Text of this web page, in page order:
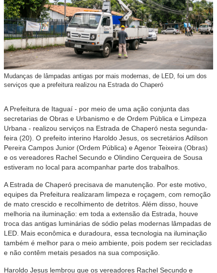
Mudanças de lâmpadas antigas por mais modernas, de LED, foi um dos
serviços que a prefeitura realizou na Estrada do Chaperó
A Prefeitura de Itaguaí - por meio de uma ação conjunta das
secretarias de Obras e Urbanismo e de Ordem Pública e Limpeza
Urbana - realizou serviços na Estrada de Chaperó nesta segunda-
feira (20). O prefeito interino Haroldo Jesus, os secretários Adilson
Pereira Campos Junior (Ordem Pública) e Agenor Teixeira (Obras)
e os vereadores Rachel Secundo e Olindino Cerqueira de Sousa
estiveram no local para acompanhar parte dos trabalhos.
A Estrada de Chaperó precisava de manutenção. Por este motivo,
equipes da Prefeitura realizaram limpeza e roçagem, com remoção
de mato crescido e recolhimento de detritos. Além disso, houve
melhoria na iluminação: em toda a extensão da Estrada, houve
troca das antigas luminárias de sódio pelas modernas lâmpadas de
LED. Mais econômica e duradoura, essa tecnologia na iluminação
também é melhor para o meio ambiente, pois podem ser recicladas
e não contêm metais pesados na sua composição.
Haroldo Jesus lembrou que os vereadores Rachel Secundo e